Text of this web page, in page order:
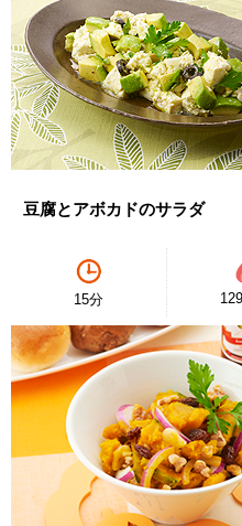
豆腐とアボカドのサラダ
15分